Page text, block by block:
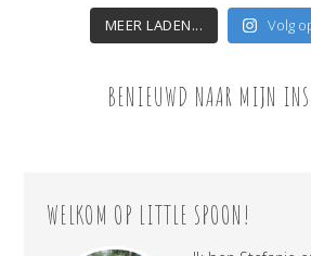
MEER LADEN... Volg
BENIEUWD NAAR MIJN
WELKOM OP LITTLE SPOON!